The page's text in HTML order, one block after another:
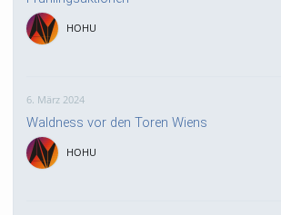
HOHU
6. März 2024
Waldness vor den Toren Wiens
HOHU